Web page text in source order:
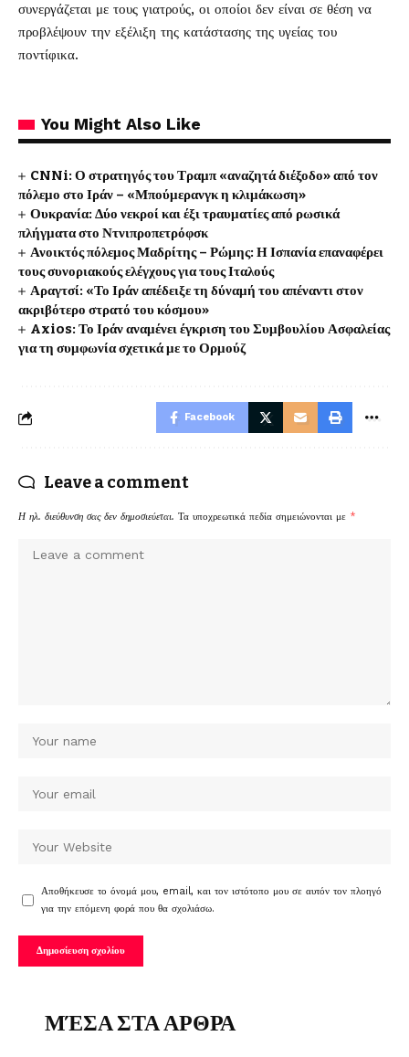
συνεργάζεται με τους γιατρούς, οι οποίοι δεν είναι σε θέση να
προβλέψουν την εξέλιξη της κατάστασης της υγείας του
ποντίφικα.
You Might Also Like
CNNi: Ο στρατηγός του Τραμπ «αναζητά διέξοδο» από τον
πόλεμο στο Ιράν – «Μπούμερανγκ η κλιμάκωση»
Ουκρανία: Δύο νεκροί και έξι τραυματίες από ρωσικά
πλήγματα στο Ντνιπροπετρόφσκ
Ανοικτός πόλεμος Μαδρίτης – Ρώμης: Η Ισπανία επαναφέρει
τους συνοριακούς ελέγχους για τους Ιταλούς
Αραγτσί: «Το Ιράν απέδειξε τη δύναμή του απέναντι στον
ακριβότερο στρατό του κόσμου»
Axios: Το Ιράν αναμένει έγκριση του Συμβουλίου Ασφαλείας
για τη συμφωνία σχετικά με το Ορμούζ
Facebook
Leave a comment
Η ηλ. διεύθυνση σας δεν δημοσιεύεται. Τα υποχρεωτικά πεδία σημειώνονται με *
Αποθήκευσε το όνομά μου, email, και τον ιστότοπο μου σε αυτόν τον πλοηγό
για την επόμενη φορά που θα σχολιάσω.
ΜΈΣΑ ΣΤΑ ΑΡΘΡΑ